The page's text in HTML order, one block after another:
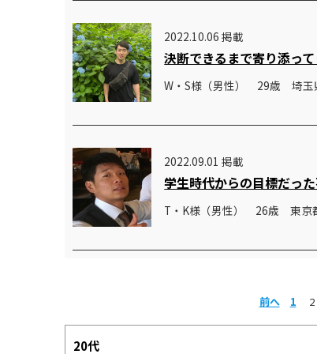
2022.10.06 掲載
決断できるまで寄り添っ
W・S様（男性） 29歳 埼玉
2022.09.01 掲載
学生時代からの目標だっ
T・K様（男性） 26歳 東京
前へ 1 2
20代